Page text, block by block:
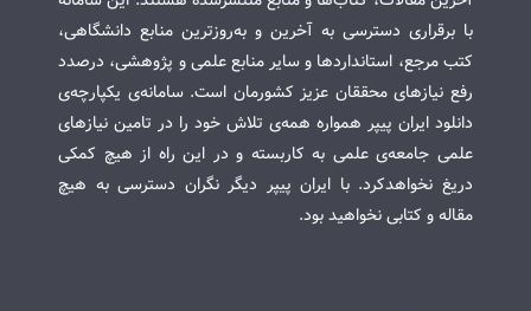
با برقراری دسترسی به آخرین و به‌روزترین منابع دانشگاهی،
کتب مرجع، استانداردها و سایر منابع علمی و پژوهشی، درصدد
رفع نیازهای محققان عزیز کشورمان است. سامانه‌ی یکپارچه‌ی
دانلود ایران پیپر همواره همه‌ی تلاش خود را در تامین نیازهای
علمی جامعه‌ی علمی به کاربسته و در این راه از هیچ کمکی
دریغ نخواهدکرد. با ایران پیپر دیگر نگران دسترسی به هیچ
مقاله و کتابی نخواهید بود.